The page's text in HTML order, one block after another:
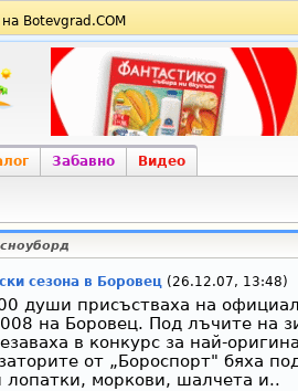
на Botevgrad.COM
Забавно Видео
сноуборд
сезона в Боровец(26.12.07, 13:48)
души присъстваха на
на Боровец. Под лъчите на
в конкурс за най-
от „Бороспорт" бяха
лопатки, моркови, шалчета и..